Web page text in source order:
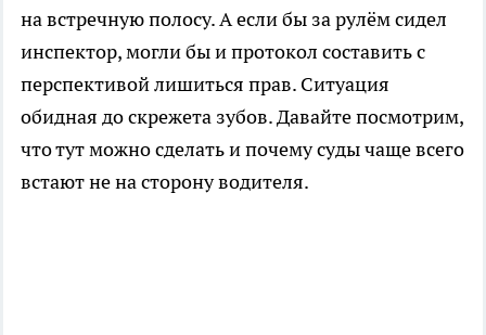
на встречную полосу. А если бы за рулём сидел
инспектор, могли бы и протокол составить с
перспективой лишиться прав. Ситуация
обидная до скрежета зубов. Давайте посмотрим,
что тут можно сделать и почему суды чаще всего
встают не на сторону водителя.